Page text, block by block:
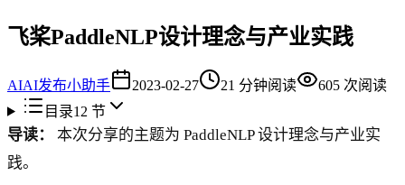
飞桨PaddleNLP设计理念与产业实践
AIAI发布小助手 2023-02-27 21 分钟阅读 605 次阅读
目录12 节
导读：
本次分享的主题为 PaddleNLP 设计理念与产业实
践。